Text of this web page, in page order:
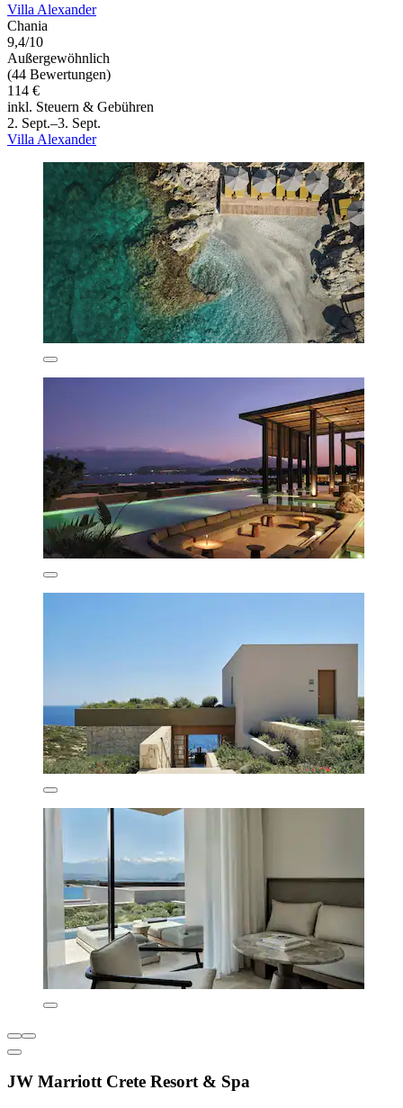
Villa Alexander
Chania
9,4/10
Außergewöhnlich
(44 Bewertungen)
114 €
inkl. Steuern & Gebühren
2. Sept.–3. Sept.
Villa Alexander
JW Marriott Crete Resort & Spa